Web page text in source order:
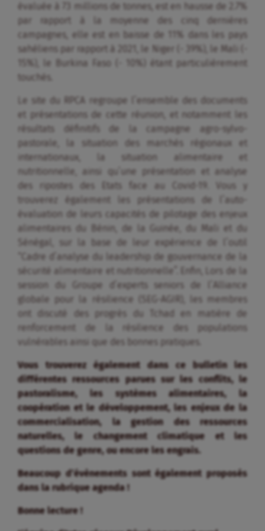
évaluée à 73 millions de tonnes, est en hausse de 2.7%
par rapport à la moyenne des cinq dernières
campagnes, elle est en baisse de 11% dans les pays
sahéliens par rapport à 2021, le Niger (- 39%), le Mali (-
15%), le Burkina Faso (- 10%) étant particulièrement
touchés.
Le site du RPCA regroupe l’ensemble des documents
et présentations de cette réunion, et notamment les
résultats définitifs de la campagne agro-sylvo-
pastorale, la situation des marchés régionaux et
internationaux, la situation alimentaire et
nutritionnelle, ainsi qu’une présentation et analyse
des ripostes des Etats face au Covid-19. Vous y
trouverez également les présentations de l’auto-
évaluation de leurs capacités de pilotage des enjeux
alimentaires du Bénin, de la Guinée, du Mali et du
Sénégal, sur la base de leur expérience de l’outil
“Cadre d’analyse du leadership de gouvernance de la
sécurité alimentaire et nutritionnelle”. Enfin, Lors de la
session du Groupe d’experts seniors de l’Alliance
globale pour la résilience (SEG-AGIR), les membres
ont discuté des progrès du Tchad en matière de
renforcement de la résilience des populations
vulnérables ainsi que des bonnes pratiques.
Vous trouverez également dans ce bulletin les
différentes ressources parues sur les conflits, le
pastoralisme, les systèmes alimentaires, la
coopération et le développement, les enjeux de la
commercialisation, la gestion des ressources
naturelles, le changement climatique et les
questions de genre, ou encore les engrais.
Beaucoup d’évènements sont également proposés
dans la rubrique agenda !
Bonne lecture !